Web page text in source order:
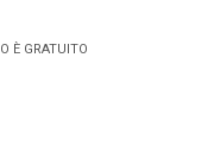
È GRATUITO